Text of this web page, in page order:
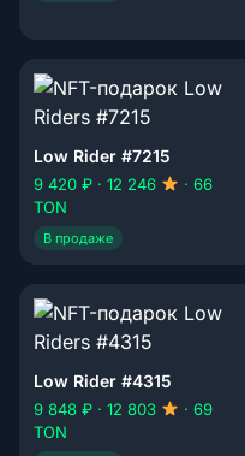
Low Rider #7215
9 420 ₽ · 12 246
· 66
TON
В продаже
Low Rider #4315
9 848 ₽ · 12 803
· 69
TON